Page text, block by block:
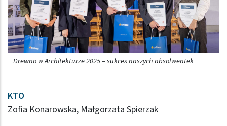
Drewno w Architekturze 2025 – sukces naszych absolwentek
KTO
Zofia Konarowska, Małgorzata Spierzak